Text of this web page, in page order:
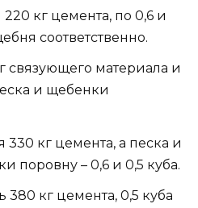
кг цемента, по 0,6 и
соответственно.
связующего материала и
и щебенки
330 кг цемента, а песка и
поровну – 0,6 и 0,5 куба.
380 кг цемента, 0,5 куба